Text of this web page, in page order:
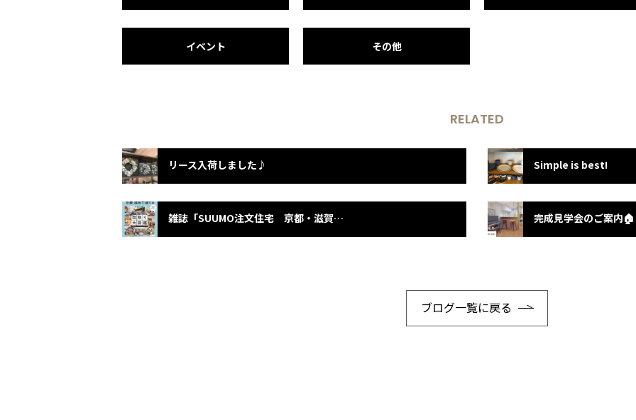
イベント その他
RELATED
リース入荷しました♪ Simple is best!
雑誌「SUUMO注文住宅 京都・滋賀」に掲載中です☆ 完成見学会のご案内🏠
ブログ一覧に戻る